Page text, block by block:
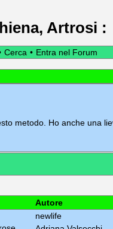
Artrosi :
Cerca • Entra nel Forum
metodo. Ho anche una
Autore
newlife